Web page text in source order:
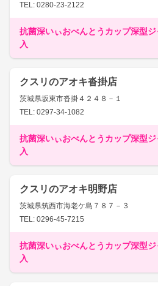
TEL: 0280-23-2122
抗菌深いぃおべんとうカップ深型
入
クスリのアオキ沓掛店
茨城県坂東市沓掛４２４８－１
TEL: 0297-34-1082
抗菌深いぃおべんとうカップ深型
入
クスリのアオキ明野店
茨城県筑西市海老ケ島７８７－３
TEL: 0296-45-7215
抗菌深いぃおべんとうカップ深型
入